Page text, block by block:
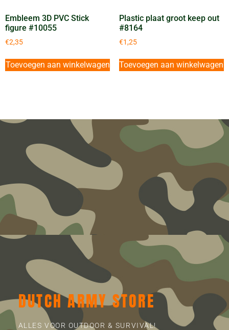
Embleem 3D PVC Stick
figure #10055
€2,35
Toevoegen aan winkelwagen
Plastic plaat groot keep out
#8164
€1,25
Toevoegen aan winkelwagen
DUTCH ARMY STORE
ALLES VOOR OUTDOOR & SURVIVAL!